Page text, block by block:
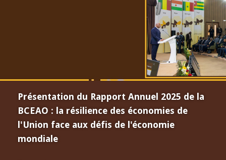
Présentation du Rapport Annuel 2025 de la
BCEAO : la résilience des économies de
l'Union face aux défis de l'économie
mondiale